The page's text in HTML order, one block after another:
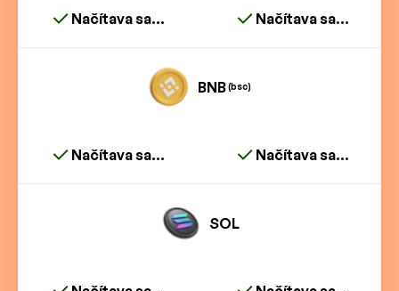
Načítava sa... Načítava sa...
BNB(bsc)
Načítava sa... Načítava sa...
SOL